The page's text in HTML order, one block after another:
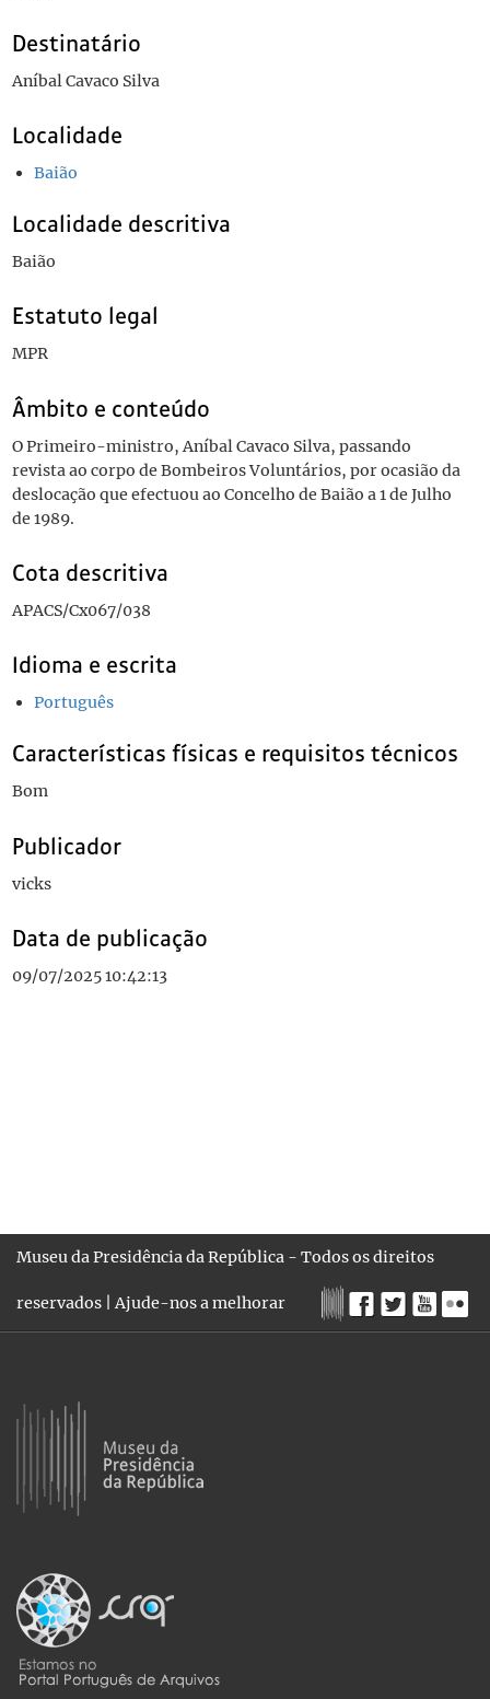
Destinatário
Aníbal Cavaco Silva
Localidade
Baião
Localidade descritiva
Baião
Estatuto legal
MPR
Âmbito e conteúdo
O Primeiro-ministro, Aníbal Cavaco Silva, passando
revista ao corpo de Bombeiros Voluntários, por ocasião da
deslocação que efectuou ao Concelho de Baião a 1 de Julho
de 1989.
Cota descritiva
APACS/Cx067/038
Idioma e escrita
Português
Características físicas e requisitos técnicos
Bom
Publicador
vicks
Data de publicação
09/07/2025 10:42:13
Museu da Presidência da República - Todos os direitos
reservados |Ajude-nos a melhorar